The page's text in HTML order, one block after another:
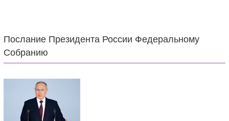
Послание Президента России Федеральному
Собранию